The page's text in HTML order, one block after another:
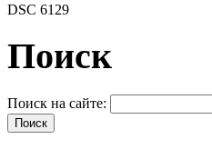
DSC 6129
Поиск
Поиск на сайте: